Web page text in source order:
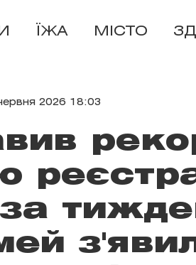
ЇЖА МІСТО
2026 18:03